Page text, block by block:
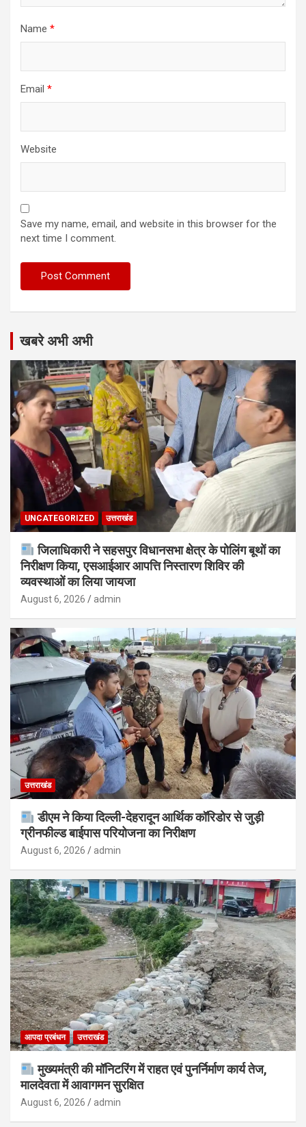
Name *
Email *
Website
Save my name, email, and website in this browser for the
next time I comment.
खबरे अभी अभी
UNCATEGORIZED उत्तराखंड
जिलाधिकारी ने सहसपुर विधानसभा क्षेत्र के पोलिंग बूथों का
निरीक्षण किया, एसआईआर आपत्ति निस्तारण शिविर की
व्यवस्थाओं का लिया जायजा
August 6, 2026 admin
उत्तराखंड
डीएम ने किया दिल्ली-देहरादून आर्थिक कॉरिडोर से जुड़ी
ग्रीनफील्ड बाईपास परियोजना का निरीक्षण
August 6, 2026 admin
आपदा प्रबंधन उत्तराखंड
मुख्यमंत्री की मॉनिटरिंग में राहत एवं पुनर्निर्माण कार्य तेज,
मालदेवता में आवागमन सुरक्षित
August 6, 2026 admin